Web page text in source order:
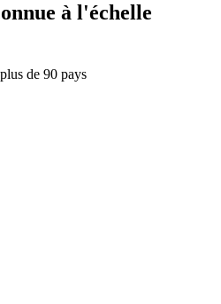
à l'échelle
de 90 pays